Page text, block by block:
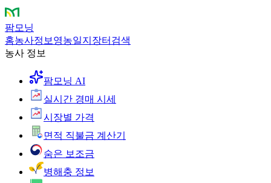
팜모닝
홈농사정보 영농일지 장터 검색
농사 정보
팜모닝 AI
실시간 경매 시세
시장별 가격
면적 직불금 계산기
숨은 보조금
병해충 정보